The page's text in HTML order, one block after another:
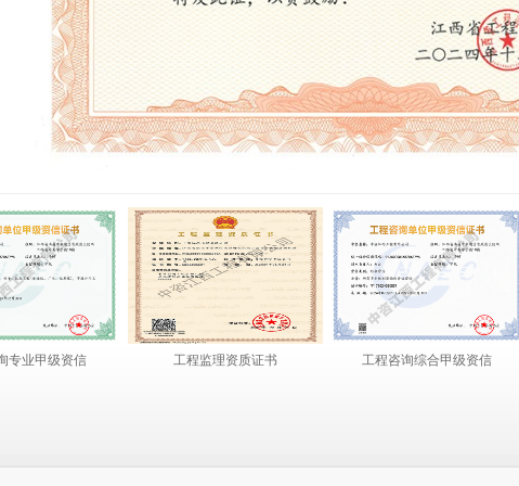
专业甲级资信 工程监理资质证书 工程咨询综合甲级资信